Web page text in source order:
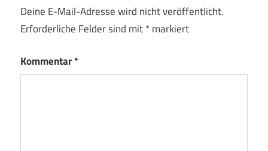
Deine E-Mail-Adresse wird nicht veröffentlicht.
Erforderliche Felder sind mit*markiert
Kommentar*